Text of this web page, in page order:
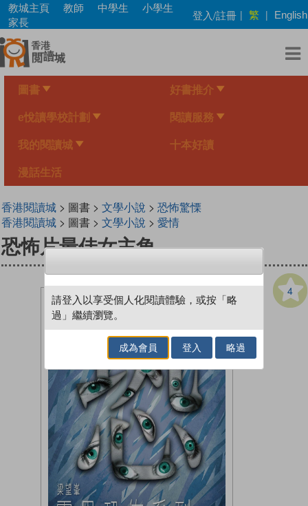
Skip
main
content
教城主頁 教師 中學生
小學生
家長
登入/註冊 | 繁 | English
圖書 好書推介
e悅讀學校計劃 閱讀服務
我的閱讀城 十本好讀
漫話生活
香港閱讀城> 圖書 > 文學小說 > 恐怖驚慄
香港閱讀城> 圖書 > 文學小說 > 愛情
恐怖片最佳女主角
4
請登入以享受個人化閱讀體驗，或按「略
過」繼續瀏覽。
成為會員 登入 略過